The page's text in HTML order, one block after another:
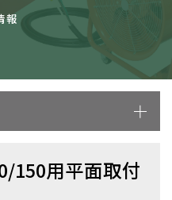
報
150用平面取付